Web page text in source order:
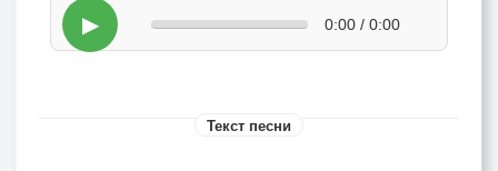
▶ 0:00 / 0:00
Текст песни